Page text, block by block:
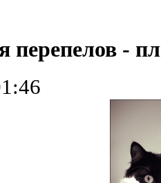
перепелов -